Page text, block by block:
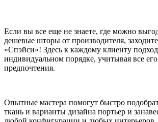
Если вы все еще не знаете, где можно
дешевые шторы от производителя,
«Спэйси»! Здесь к каждому клиенту
индивидуальном порядке, учитывая все
предпочтения.
Опытные мастера помогут быстро
ткань и варианты дизайна портьер и